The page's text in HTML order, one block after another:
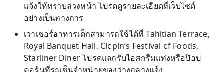
แจ้งให้ทราบล่วงหน้า โปรดดูรายละเอียดที่เว็บไซต์
อย่างเป็นทางการ
เวาเชอร์อาหารเด็กสามารถใช้ได้ที่ Tahitian Terrace,
Royal Banquet Hall, Clopin’s Festival of Foods,
Starliner Diner โปรดแลกรับไอศกรีมแท่งหรือป๊อป
คอร์นที่รถเข็นจำหน่ายของว่างกลางแจ้ง